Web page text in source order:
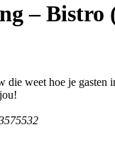
– Bistro
die weet hoe je